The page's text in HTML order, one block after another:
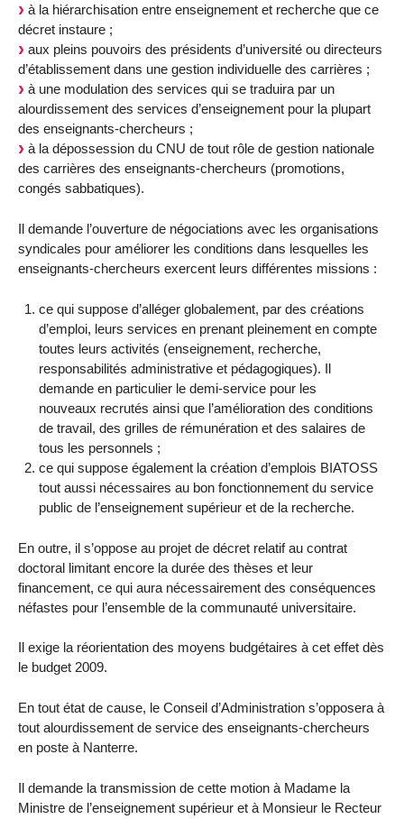
à la hiérarchisation entre enseignement et recherche que ce
décret instaure ;
aux pleins pouvoirs des présidents d’université ou directeurs
d’établissement dans une gestion individuelle des carrières ;
à une modulation des services qui se traduira par un
alourdissement des services d’enseignement pour la plupart
des enseignants-chercheurs ;
à la dépossession du CNU de tout rôle de gestion nationale
des carrières des enseignants-chercheurs (promotions,
congés sabbatiques).
Il demande l’ouverture de négociations avec les organisations
syndicales pour améliorer les conditions dans lesquelles les
enseignants-chercheurs exercent leurs différentes missions :
ce qui suppose d’alléger globalement, par des créations
d’emploi, leurs services en prenant pleinement en compte
toutes leurs activités (enseignement, recherche,
responsabilités administrative et pédagogiques). Il
demande en particulier le demi-service pour les
nouveaux recrutés ainsi que l’amélioration des conditions
de travail, des grilles de rémunération et des salaires de
tous les personnels ;
ce qui suppose également la création d’emplois BIATOSS
tout aussi nécessaires au bon fonctionnement du service
public de l’enseignement supérieur et de la recherche.
En outre, il s’oppose au projet de décret relatif au contrat
doctoral limitant encore la durée des thèses et leur
financement, ce qui aura nécessairement des conséquences
néfastes pour l’ensemble de la communauté universitaire.
Il exige la réorientation des moyens budgétaires à cet effet dès
le budget 2009.
En tout état de cause, le Conseil d’Administration s’opposera à
tout alourdissement de service des enseignants-chercheurs
en poste à Nanterre.
Il demande la transmission de cette motion à Madame la
Ministre de l’enseignement supérieur et à Monsieur le Recteur